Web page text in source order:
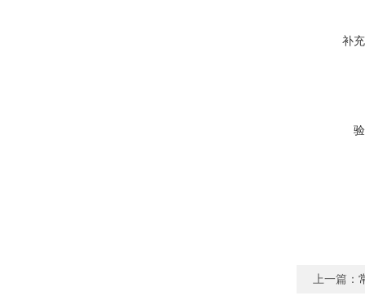
补
上一篇：